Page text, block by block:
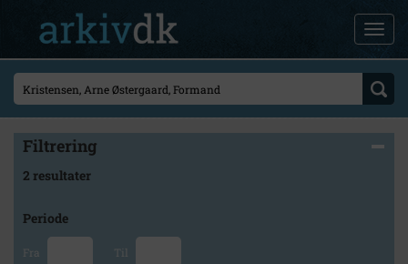
Filtrering
2 resultater
Periode
Fra Til